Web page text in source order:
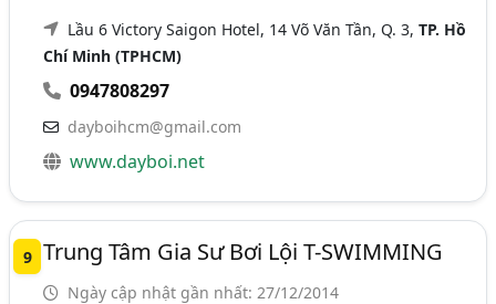
Lầu 6 Victory Saigon Hotel, 14 Võ Văn Tần, Q. 3,TP. Hồ
Chí Minh (TPHCM)
0947808297
dayboihcm@gmail.com
www.dayboi.net
9 Trung Tâm Gia Sư Bơi Lội T-SWIMMING
Ngày cập nhật gần nhất: 27/12/2014